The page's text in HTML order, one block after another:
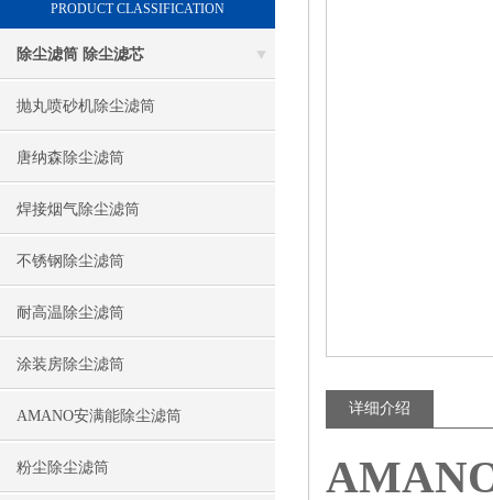
PRODUCT CLASSIFICATION
除尘滤筒 除尘滤芯
抛丸喷砂机除尘滤筒
唐纳森除尘滤筒
焊接烟气除尘滤筒
不锈钢除尘滤筒
耐高温除尘滤筒
涂装房除尘滤筒
AMANO安满能除尘滤筒
粉尘除尘滤筒
详细介绍